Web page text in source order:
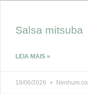
Salsa mitsuba
LEIA MAIS »
18/06/2026 Nenhum